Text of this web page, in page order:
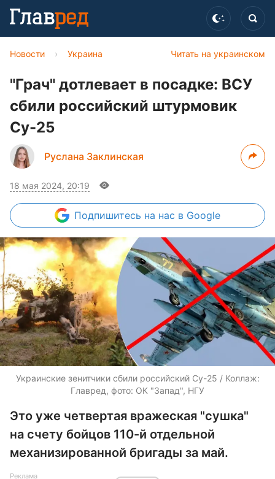
Читать на украинском
Новости › Украина
"Грач" дотлевает в посадке: ВСУ
сбили российский штурмовик
Су-25
Руслана Заклинская
18 мая 2024, 20:19
Подпишитесь на нас в Google
Украинские зенитчики сбили российский Су-25 / Коллаж:
Главред, фото: ОК "Запад", НГУ
Это уже четвертая вражеская "сушка"
на счету бойцов 110-й отдельной
механизированной бригады за май.
Реклама